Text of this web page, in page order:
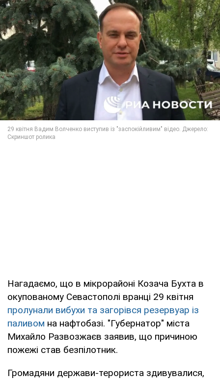
Нагадаємо, що в мікрорайоні Козача Бухта в
окупованому Севастополі вранці 29 квітня
пролунали вибухи та загорівся резервуар із
паливом на нафтобазі. "Губернатор" міста
Михайло Развозжаєв заявив, що причиною
пожежі став безпілотник.
Громадяни держави-терориста здивувалися,